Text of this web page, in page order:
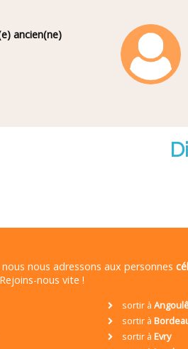
ancien(ne)
nous adressons aux personnes
nous vite !
sortir à
sortir à
sortir à Evry